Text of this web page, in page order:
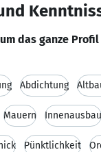
das ganze Profil
Abdichtung
Mauern Innenausbau
Pünktlichkeit